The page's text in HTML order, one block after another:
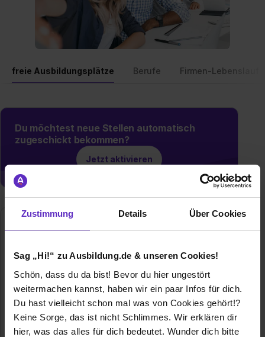
Zustimmung Details Über Cookies
Sag „Hi!“ zu Ausbildung.de & unseren Cookies!
Schön, dass du da bist! Bevor du hier ungestört
weitermachen kannst, haben wir ein paar Infos für dich.
Du hast vielleicht schon mal was von Cookies gehört!?
Keine Sorge, das ist nicht Schlimmes. Wir erklären dir
hier, was das alles für dich bedeutet. Wunder dich bitte
freie Ausbildungsplätze Berufe Firmen-Lebenslauf
Du möchtest neue Stellen automatisch
zugeschickt bekommen?
Jetzt aktivieren
Attends GmbH
Am Kronberger Hang 3